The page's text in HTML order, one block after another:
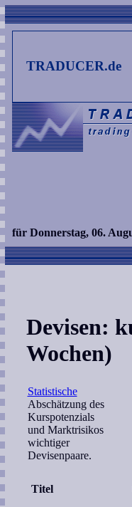
TRADUCER.de
für Donnerstag, 06.
Devisen:
Wochen)
Statistische
Abschätzung des
Kurspotenzials
und Marktrisikos
wichtiger
Devisenpaare.
Titel